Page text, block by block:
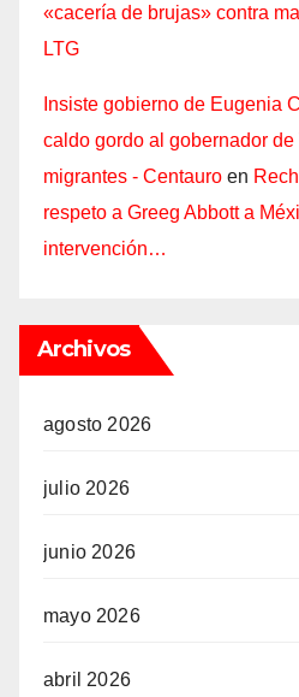
«cacería de brujas» contra
LTG
Insiste gobierno de Eugenia
caldo gordo al gobernador de
migrantes - Centauro en
respeto a Greeg Abbott a
intervención…
Archivos
agosto 2026
julio 2026
junio 2026
mayo 2026
abril 2026